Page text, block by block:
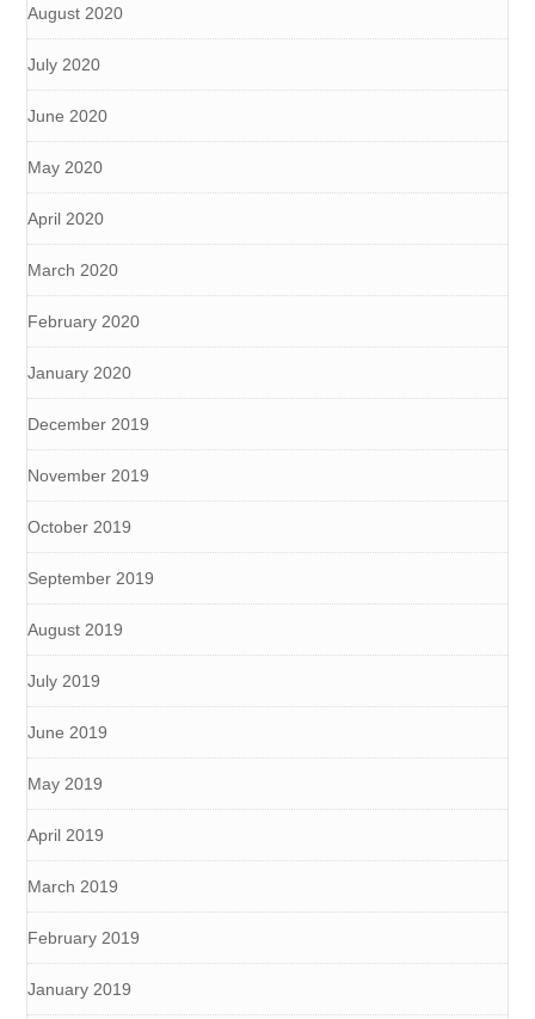
August 2020
July 2020
June 2020
May 2020
April 2020
March 2020
February 2020
January 2020
December 2019
November 2019
October 2019
September 2019
August 2019
July 2019
June 2019
May 2019
April 2019
March 2019
February 2019
January 2019